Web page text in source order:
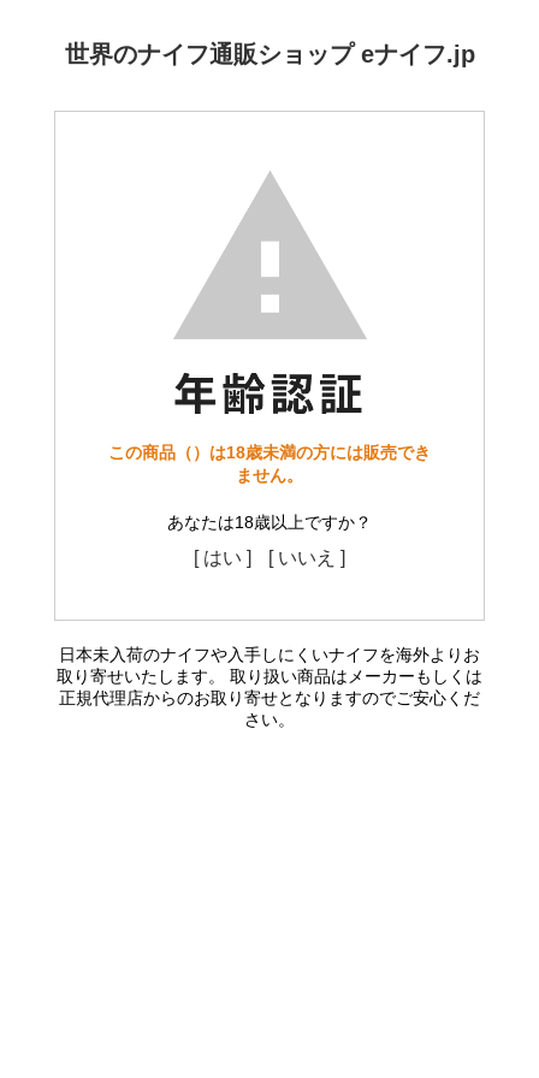
世界のナイフ通販ショップ eナイフ.jp
この商品（）は18歳未満の方には販売でき
ません。
あなたは18歳以上ですか？
[ はい ] [ いいえ ]
日本未入荷のナイフや入手しにくいナイフを海外よりお
取り寄せいたします。 取り扱い商品はメーカーもしくは
正規代理店からのお取り寄せとなりますのでご安心くだ
さい。